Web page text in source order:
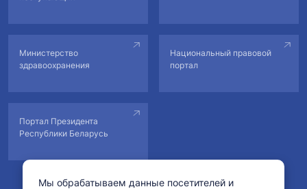
Министерство
здравоохранения
Национальный правовой
портал
Портал Президента
Республики Беларусь
Мы обрабатываем данные посетителей и